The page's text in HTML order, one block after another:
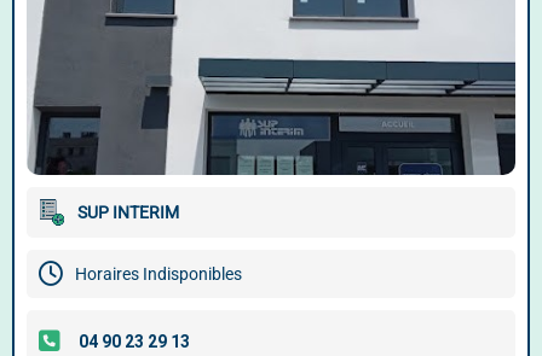
SUP INTERIM
Horaires Indisponibles